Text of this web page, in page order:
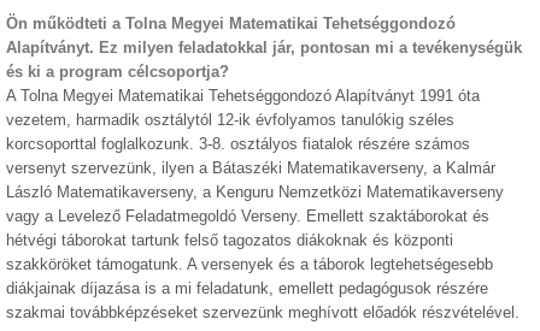
Ön működteti a Tolna Megyei Matematikai Tehetséggondozó
Alapítványt. Ez milyen feladatokkal jár, pontosan mi a tevékenységük
és ki a program célcsoportja?
A Tolna Megyei Matematikai Tehetséggondozó Alapítványt 1991 óta
vezetem, harmadik osztálytól 12-ik évfolyamos tanulókig széles
korcsoporttal foglalkozunk. 3-8. osztályos fiatalok részére számos
versenyt szervezünk, ilyen a Bátaszéki Matematikaverseny, a Kalmár
László Matematikaverseny, a Kenguru Nemzetközi Matematikaverseny
vagy a Levelező Feladatmegoldó Verseny. Emellett szaktáborokat és
hétvégi táborokat tartunk felső tagozatos diákoknak és központi
szakköröket támogatunk. A versenyek és a táborok legtehetségesebb
diákjainak díjazása is a mi feladatunk, emellett pedagógusok részére
szakmai továbbképzéseket szervezünk meghívott előadók részvételével.